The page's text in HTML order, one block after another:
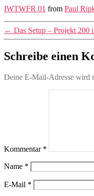
IWTWFR 01 from Paul
← Das Setup – Projekt 200
Schreibe einen
Deine E-Mail-Adresse wird
Kommentar *
Name *
E-Mail *